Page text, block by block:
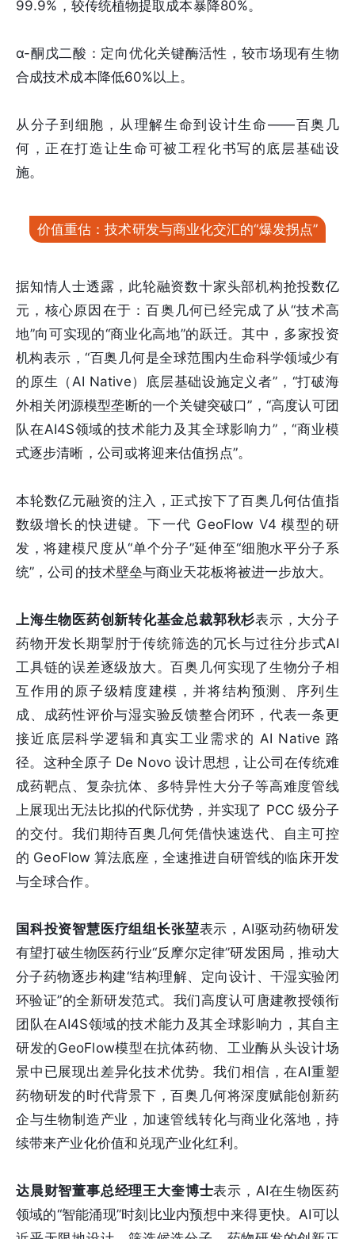
99.9%，较传统植物提取成本暴降80%。
α-酮戊二酸：定向优化关键酶活性，较市场现有生物
合成技术成本降低60%以上。
从分子到细胞，从理解生命到设计生命——百奥几
何，正在打造让生命可被工程化书写的底层基础设
施。
价值重估：技术研发与商业化交汇的“爆发拐点”
据知情人士透露，此轮融资数十家头部机构抢投数亿
元，核心原因在于：百奥几何已经完成了从“技术高
地”向可实现的“商业化高地”的跃迁。其中，多家投资
机构表示，“百奥几何是全球范围内生命科学领域少有
的原生（AI Native）底层基础设施定义者”，“打破海
外相关闭源模型垄断的一个关键突破口”，“高度认可团
队在AI4S领域的技术能力及其全球影响力”，“商业模
式逐步清晰，公司或将迎来估值拐点”。
本轮数亿元融资的注入，正式按下了百奥几何估值指
数级增长的快进键。下一代 GeoFlow V4 模型的研
发，将建模尺度从“单个分子”延伸至“细胞水平分子系
统”，公司的技术壁垒与商业天花板将被进一步放大。
上海生物医药创新转化基金总裁郭秋杉表示，大分子
药物开发长期掣肘于传统筛选的冗长与过往分步式AI
工具链的误差逐级放大。百奥几何实现了生物分子相
互作用的原子级精度建模，并将结构预测、序列生
成、成药性评价与湿实验反馈整合闭环，代表一条更
接近底层科学逻辑和真实工业需求的 AI Native 路
径。这种全原子 De Novo 设计思想，让公司在传统难
成药靶点、复杂抗体、多特异性大分子等高难度管线
上展现出无法比拟的代际优势，并实现了 PCC 级分子
的交付。我们期待百奥几何凭借快速迭代、自主可控
的 GeoFlow 算法底座，全速推进自研管线的临床开发
与全球合作。
国科投资智慧医疗组组长张堃表示，AI驱动药物研发
有望打破生物医药行业“反摩尔定律”研发困局，推动大
分子药物逐步构建“结构理解、定向设计、干湿实验闭
环验证”的全新研发范式。我们高度认可唐建教授领衔
团队在AI4S领域的技术能力及其全球影响力，其自主
研发的GeoFlow模型在抗体药物、工业酶从头设计场
景中已展现出差异化技术优势。我们相信，在AI重塑
药物研发的时代背景下，百奥几何将深度赋能创新药
企与生物制造产业，加速管线转化与商业化落地，持
续带来产业化价值和兑现产业化红利。
达晨财智董事总经理王大奎博士表示，AI在生物医药
领域的“智能涌现”时刻比业内预想中来得更快。AI可以